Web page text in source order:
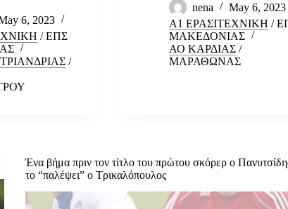
6, 2023
/ΕΠΣ
/
nena
May 6, 2023
Α1 ΕΡΑΣΙΤΕΧΝΙΚΗ /
ΜΑΚΕΔΟΝΙΑΣ
ΑΟ ΚΑΡΔΙΑΣ /
ΜΑΡΑΘΩΝΑΣ
Ένα βήμα πριν τον τίτλο του πρώτου σκόρερ ο
το “παλέψει” ο Τρικαλόπουλος